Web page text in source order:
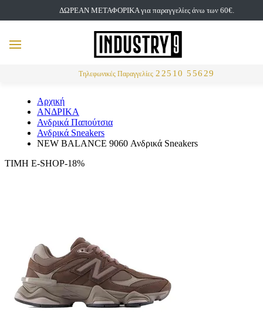
ΔΩΡΕΑΝ ΜΕΤΑΦΟΡΙΚΑ για παραγγελίες άνω των 60€.
Τηλεφωνικές Παραγγελίες 22510 55629
MENU
Αρχική
ΑΝΔΡΙΚΑ
Ανδρικά Παπούτσια
Ανδρικά Sneakers
NEW BALANCE 9060 Ανδρικά Sneakers
ΤΙΜΗ E-SHOP-18%